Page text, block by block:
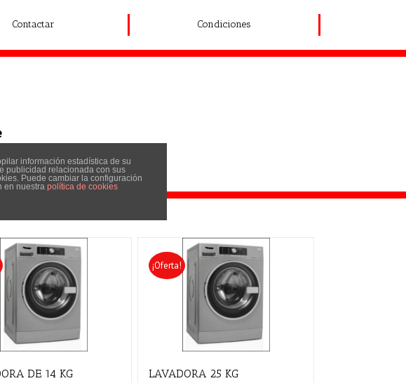
Contactar Condiciones
DE 14 KG
¡Oferta!
LAVADORA 25 KG
información estadística de su
publicidad relacionada con sus
Puede cambiar la configuración
en nuestra política de cookies